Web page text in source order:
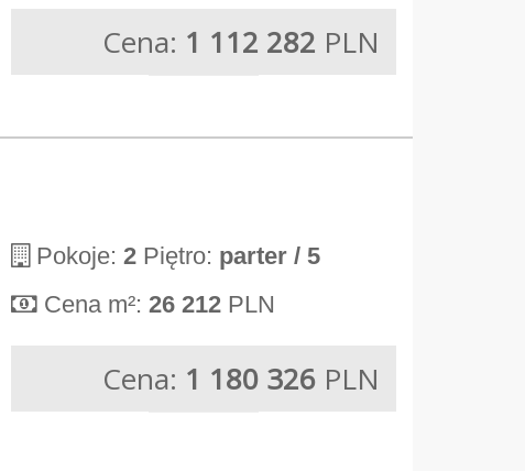
Cena: 1 112 282 PLN
Pokoje: 2 Piętro: parter / 5
Cena m²: 26 212 PLN
Cena: 1 180 326 PLN